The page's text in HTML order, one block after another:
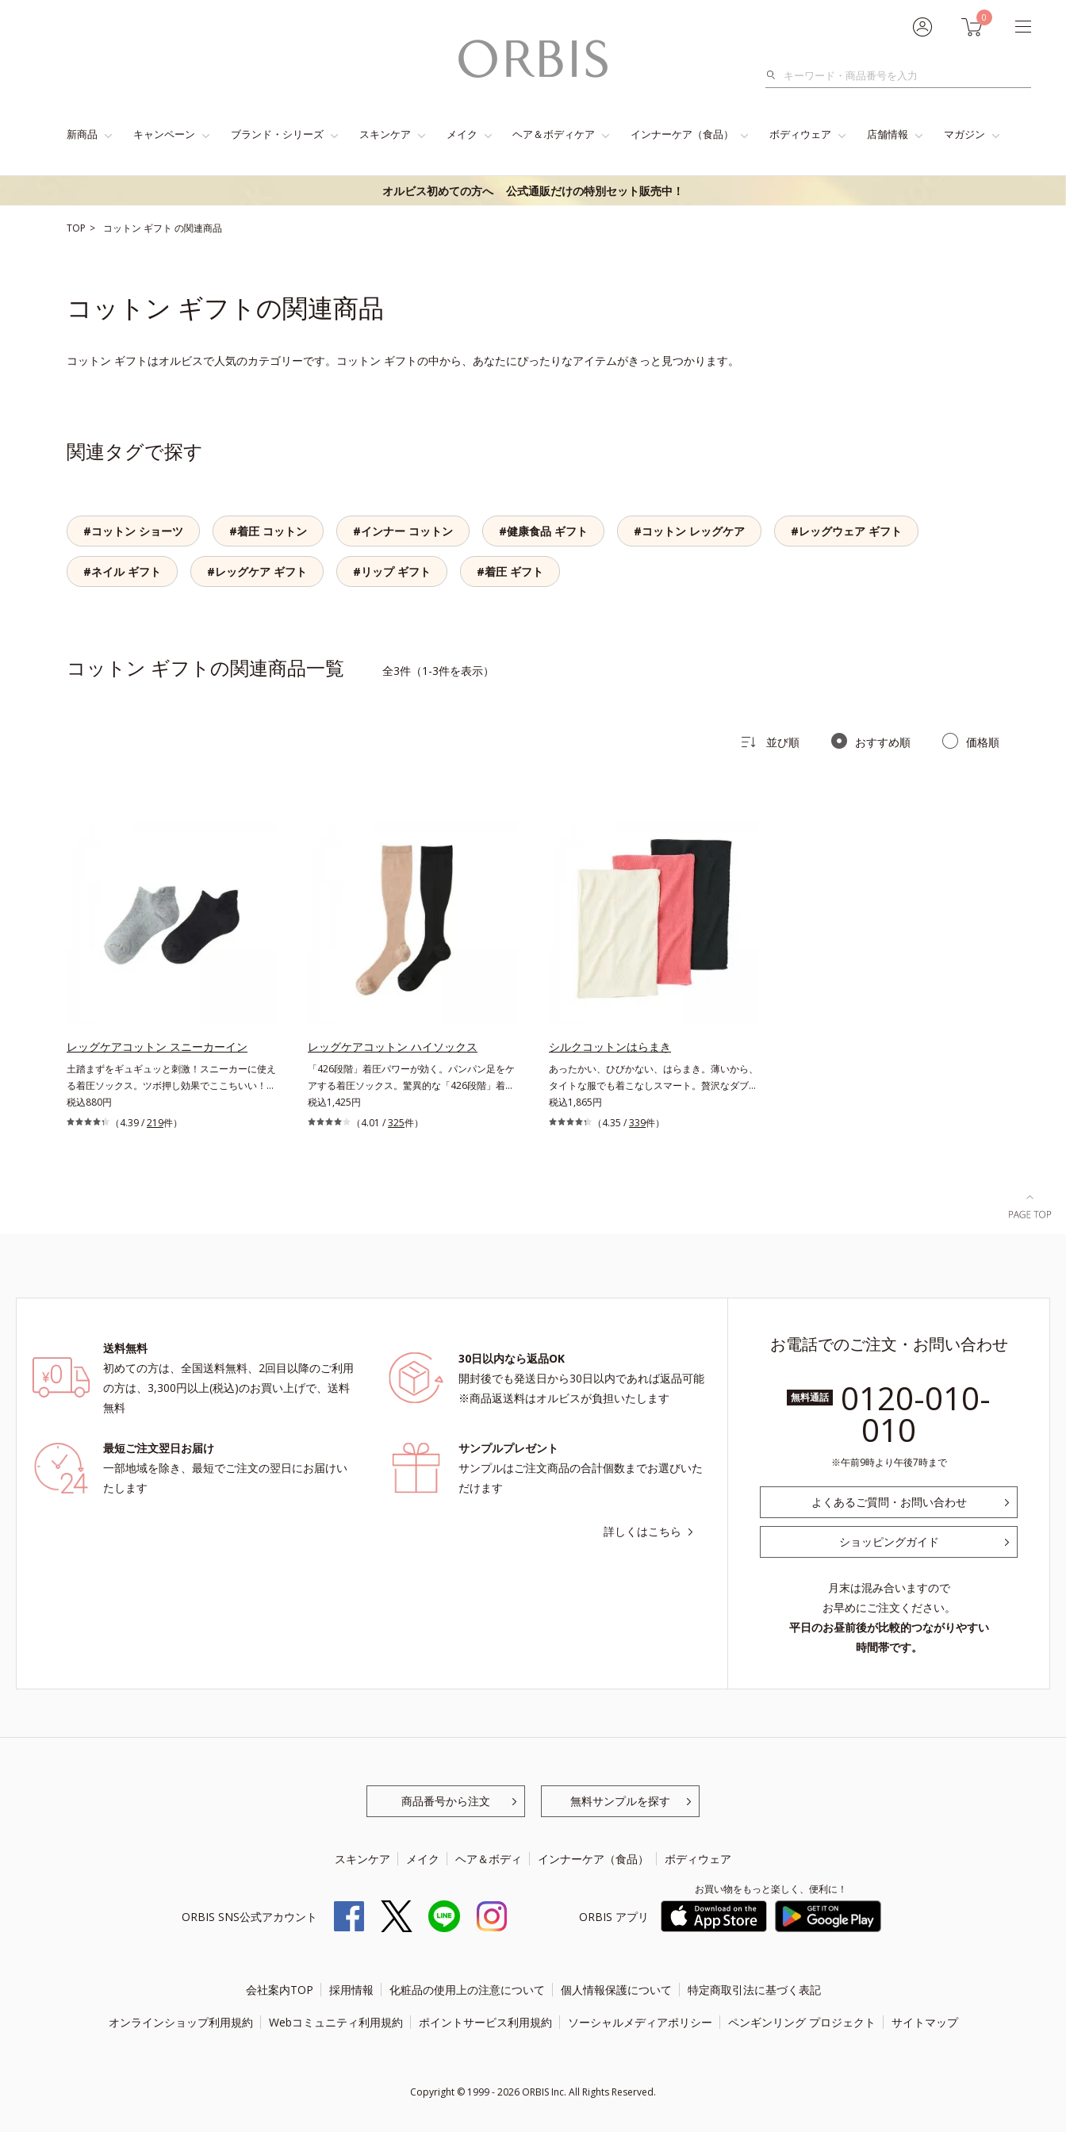
0
検
新商品 キャンペーン ブランド・シリーズ スキンケア メイク ヘア＆ボディケア インナーケア（食品） ボディウェア 店舗情報 マガジン
オルビス初めての方へ 公式通販だけの特別セット販売中！
TOP コットン ギフト の関連商品
コットン ギフトの関連商品
コットン ギフトはオルビスで人気のカテゴリーです。コットン ギフトの中から、あなたにぴったりなアイテムがきっと見つかります。
関連タグで探す
#コットン ショーツ #着圧 コットン #インナー コットン #健康食品 ギフト #コットン レッグケア #レッグウェア ギフト
#ネイル ギフト #レッグケア ギフト #リップ ギフト #着圧 ギフト
コットン ギフトの関連商品一覧 全3件（1-3件を表示）
並び順 おすすめ順 価格順
レッグケアコットン スニーカーイン
土踏まずをギュギュッと刺激！スニーカーに使え
る着圧ソックス。ツボ押し効果でここちいい！ス
ニーカーに最適な、くるぶし丈の着圧ソックスで
す。土踏まず部分がリブ編みで、ギュギュッとツ
税込880円
（4.39 /219件）
レッグケアコットン ハイソックス
「426段階」着圧パワーが効く。パンパン足をケ
アする着圧ソックス。驚異的な「426段階」着圧
で、足すっきり足指の付け根から上へ、1列ずつ
パワーが変わる426段階着圧を採用。「超細密パ
税込1,425円
（4.01 /325件）
シルクコットンはらまき
あったかい、ひびかない、はらまき。薄いから、
タイトな服でも着こなしスマート。贅沢なダブル
素材で、薄手なのに驚くほどポカポカ肌側はシル
ク100％、表側はコットン100％の贅沢なはらま
税込1,865円
（4.35 /339件）
送料無料
初めての方は、全国送料無料、2回目以降のご利用
の方は、3,300円以上(税込)のお買い上げで、送料
無料
30日以内なら返品OK
開封後でも発送日から30日以内であれば返品可能
※商品返送料はオルビスが負担いたします
最短ご注文翌日お届け
一部地域を除き、最短でご注文の翌日にお届けい
たします
サンプルプレゼント
サンプルはご注文商品の合計個数までお選びいた
だけます
詳しくはこちら
お電話でのご注文・お問い合わせ
無料通話 0120-010-
010
午前9時より午後7時まで
よくあるご質問・お問い合わせ
ショッピングガイド
月末は混み合いますので
お早めにご注文ください。
平日のお昼前後が比較的つながりやすい
時間帯です。
商品番号から注文 無料サンプルを探す
スキンケア メイク ヘア＆ボディ インナーケア（食品） ボディウェア
ORBIS SNS公式アカウント ORBIS アプリ
お買い物をもっと楽しく、便利に！
会社案内TOP 採用情報 化粧品の使用上の注意について 個人情報保護について 特定商取引法に基づく表記
オンラインショップ利用規約 Webコミュニティ利用規約 ポイントサービス利用規約 ソーシャルメディアポリシー ペンギンリング プロジェクト サイトマップ
Copyright © 1999 - 2026 ORBIS Inc. All Rights Reserved.